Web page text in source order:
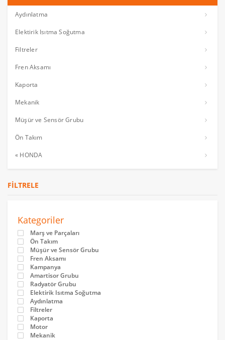
Aydınlatma
Elektirik Isıtma Soğutma
Filtreler
Fren Aksamı
Kaporta
Mekanik
Müşür ve Sensör Grubu
Ön Takım
« HONDA
FILTRELE
Kategoriler
Marş ve Parçaları
Ön Takım
Müşür ve Sensör Grubu
Fren Aksamı
Kampanya
Amartisor Grubu
Radyatör Grubu
Elektirik Isıtma Soğutma
Aydınlatma
Filtreler
Kaporta
Motor
Mekanik